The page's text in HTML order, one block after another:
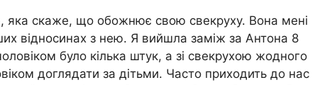
скаже, що обожнює свою свекруху. Вона мені
відносинах з нею. Я вийшла заміж за Антона 8
було кілька штук, а зі свекрухою жодного
доглядати за дітьми. Часто приходить до нас